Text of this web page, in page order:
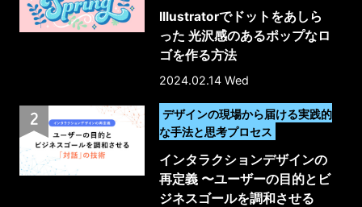
Illustratorでドットをあしら
った 光沢感のあるポップなロ
ゴを作る方法
2024.02.14 Wed
デザインの現場から届ける実践的
な手法と思考プロセス
インタラクションデザインの
再定義 〜ユーザーの目的とビ
ジネスゴールを調和させる